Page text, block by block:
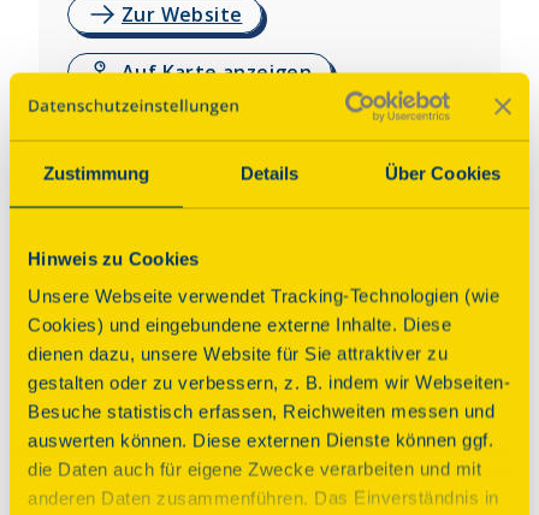
Zustimmung Details Über Cookies
Hinweis zu Cookies
Unsere Webseite verwendet Tracking-Technologien (wie
Cookies) und eingebundene externe Inhalte. Diese
dienen dazu, unsere Website für Sie attraktiver zu
gestalten oder zu verbessern, z. B. indem wir Webseiten-
Besuche statistisch erfassen, Reichweiten messen und
auswerten können. Diese externen Dienste können ggf.
die Daten auch für eigene Zwecke verarbeiten und mit
anderen Daten zusammenführen. Das Einverständnis in
Zur Website
Auf Karte anzeigen
Über dieses Denkmal
aufgesetzten barocken Turm bis heute das
Altarkreuz und ein Taufstein aus dem Biedermeier.
Die 1844 geweihte Herbrig-Orgel (Christian
Gottfried und Wilhelm Leberecht Herbrig) mit
zwölf Registern ist ein bedeutendes Zeugnis
regionaler Orgelbaukunst. Ein spätgotischer Altar
ging im II. Weltkrieg weitgehend verloren;
erhaltene Figuren befinden sich heute im
Schlossbergmuseum Chemnitz. Auch zwei Glocken